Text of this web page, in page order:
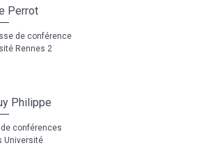
Perrot
de conférence
Rennes 2
Philippe
de conférences
Université